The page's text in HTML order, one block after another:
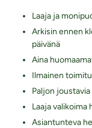
Laaja ja
Arkisin ennen
päivänä
Aina
Ilmainen
Paljon
Laaja valikoima
Asiantunteva